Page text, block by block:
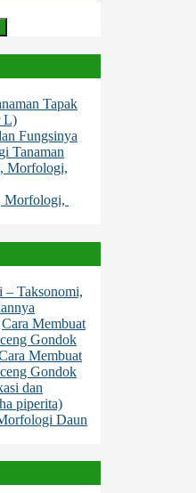
Tapak
L)
Fungsinya
Tanaman
Morfologi,
Morfologi,
– Taksonomi,
Cara Membuat
Gondok
Membuat
Gondok
dan
piperita)
Daun